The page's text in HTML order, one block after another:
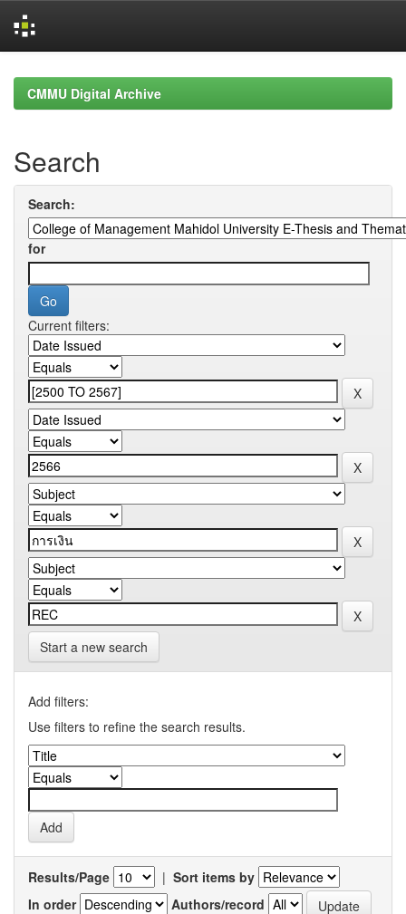
navigationCMMU Digital Archive
Search
Search:
for
Current filters:
Start a new search
Add filters:
Use filters to refine the search results.
Results/Page | Sort items by
In order
Authors/record